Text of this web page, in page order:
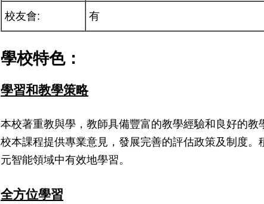
校友會: 有
學校特色：
學習和教學策略
本校著重教與學，教師具備豐富的教學經驗和良好的
校本課程提供專業意見，發展完善的評估政策及制度
元智能領域中有效地學習。
全方位學習